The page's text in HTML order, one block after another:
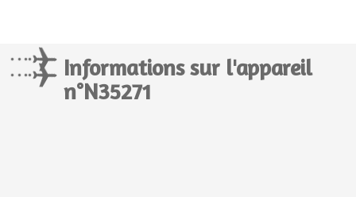
Informations sur l'appareil
n°N35271